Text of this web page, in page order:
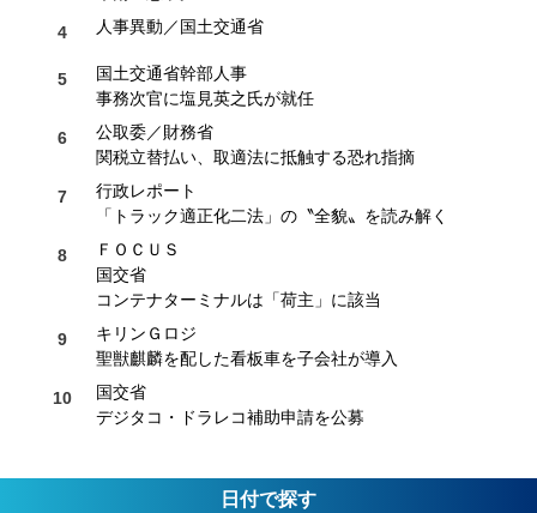
人事異動／国土交通省
国土交通省幹部人事
事務次官に塩見英之氏が就任
公取委／財務省
関税立替払い、取適法に抵触する恐れ指摘
行政レポート
「トラック適正化二法」の〝全貌〟を読み解く
ＦＯＣＵＳ
国交省
コンテナターミナルは「荷主」に該当
キリンＧロジ
聖獣麒麟を配した看板車を子会社が導入
国交省
デジタコ・ドラレコ補助申請を公募
日付で探す